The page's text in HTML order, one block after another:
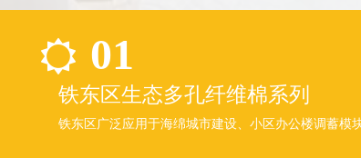
01
铁东区生态多孔纤维棉系列
铁东区广泛应用于海绵城市建设、小区办公楼调蓄模